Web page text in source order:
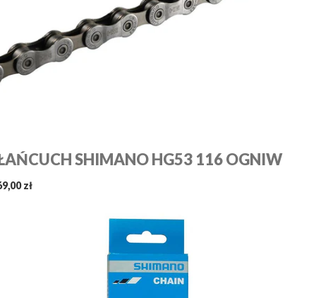
SHIMANO HG53 116 OGNIW
zł